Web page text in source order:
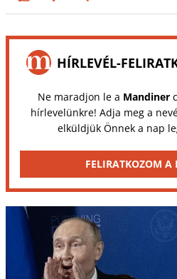
HÍRLEVÉL-
Ne maradjon le a Mandiner
hírlevelünkre! Adja meg a
elküldjük Önnek a nap
FELIRATKOZOM A